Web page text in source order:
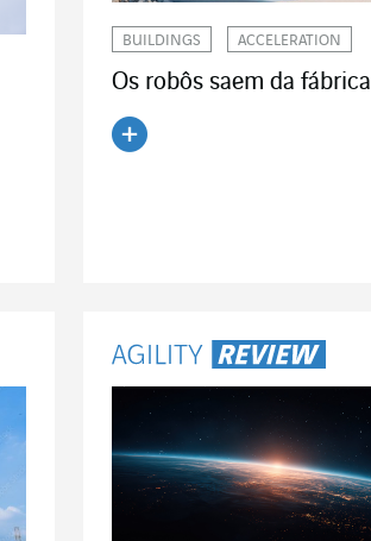
BUILDINGS ACCELERATION
Os robôs saem da fábrica